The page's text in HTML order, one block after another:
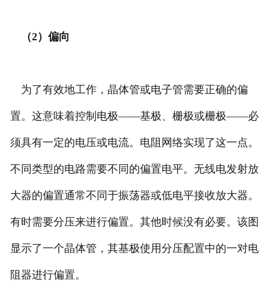
（2）偏向
为了有效地工作，晶体管或电子管需要正确的偏
置。这意味着控制电极——基极、栅极或栅极——必
须具有一定的电压或电流。电阻网络实现了这一点。
不同类型的电路需要不同的偏置电平。无线电发射放
大器的偏置通常不同于振荡器或低电平接收放大器。
有时需要分压来进行偏置。其他时候没有必要。该图
显示了一个晶体管，其基极使用分压配置中的一对电
阻器进行偏置。